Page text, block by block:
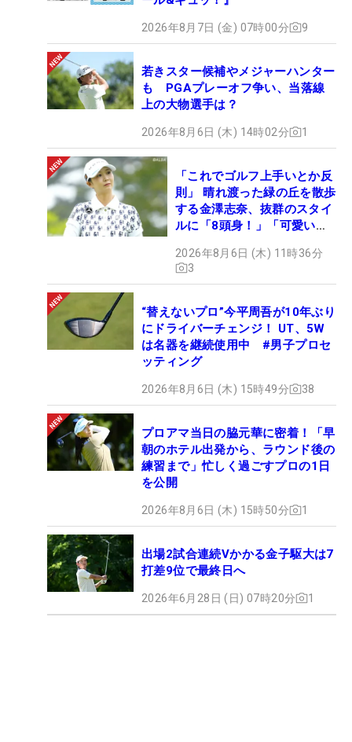
2026年8月7日 (金) 07時00分 9
若きスター候補やメジャーハンター
も PGAプレーオフ争い、当落線
上の大物選手は？
2026年8月6日 (木) 14時02分 1
「これでゴルフ上手いとか反
則」 晴れ渡った緑の丘を散歩
する金澤志奈、抜群のスタイ
ルに「8頭身！」「可愛いに
2026年8月6日 (木) 11時36分
3
“替えないプロ”今平周吾が10年ぶり
にドライバーチェンジ！ UT、5W
は名器を継続使用中 #男子プロセ
ッティング
2026年8月6日 (木) 15時49分 38
プロアマ当日の脇元華に密着！「早
朝のホテル出発から、ラウンド後の
練習まで」忙しく過ごすプロの1日
を公開
2026年8月6日 (木) 15時50分 1
出場2試合連続Vかかる金子駆大は7
打差9位で最終日へ
2026年6月28日 (日) 07時20分 1